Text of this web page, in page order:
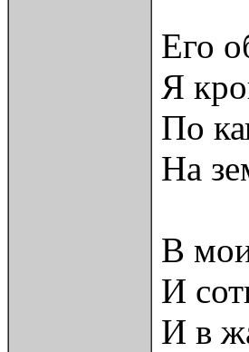
Его
Я
По
На
В
И
И в